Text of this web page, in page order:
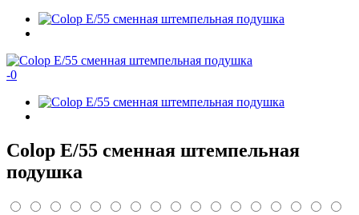
-0
Colop E/55 сменная штемпельная
подушка